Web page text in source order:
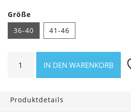
Größe
36-40
41-46
Coastal
IN DEN WARENKORB
Produktdetails